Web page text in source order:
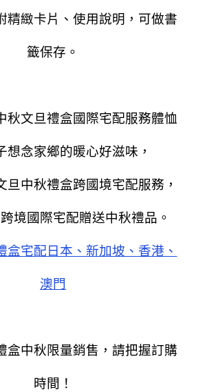
精緻卡片、使用說明，可做書
籤保存。
秋文旦禮盒國際宅配服務體恤
想念家鄉的暖心好滋味，
旦中秋禮盒跨國境宅配服務，
境國際宅配贈送中秋禮品。
盒宅配日本、新加坡、香港、
澳門
盒中秋限量銷售，請把握訂購
時間！